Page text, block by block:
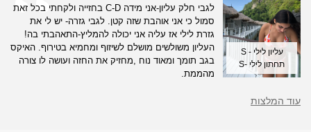
עליון לילי - S
תחתון לילי -S
לגבי חלק עליון-אני מידה C-D בחזייה ולקחתי בכל זאת
סמול כי אני אוהבת שזה קטן. לגבי גזרה- יש לי את
גזרת לילי אז עליה אני יכולה להמליץ-התאהבתי בה!
העליון משולשים מושלם לשיזוף ומחמיא בטירוף. האיקס
בגב תומך ומאוד נוח ,מחזיק את החזה ועושה לו צורה
מהממת.
עוד המלצות